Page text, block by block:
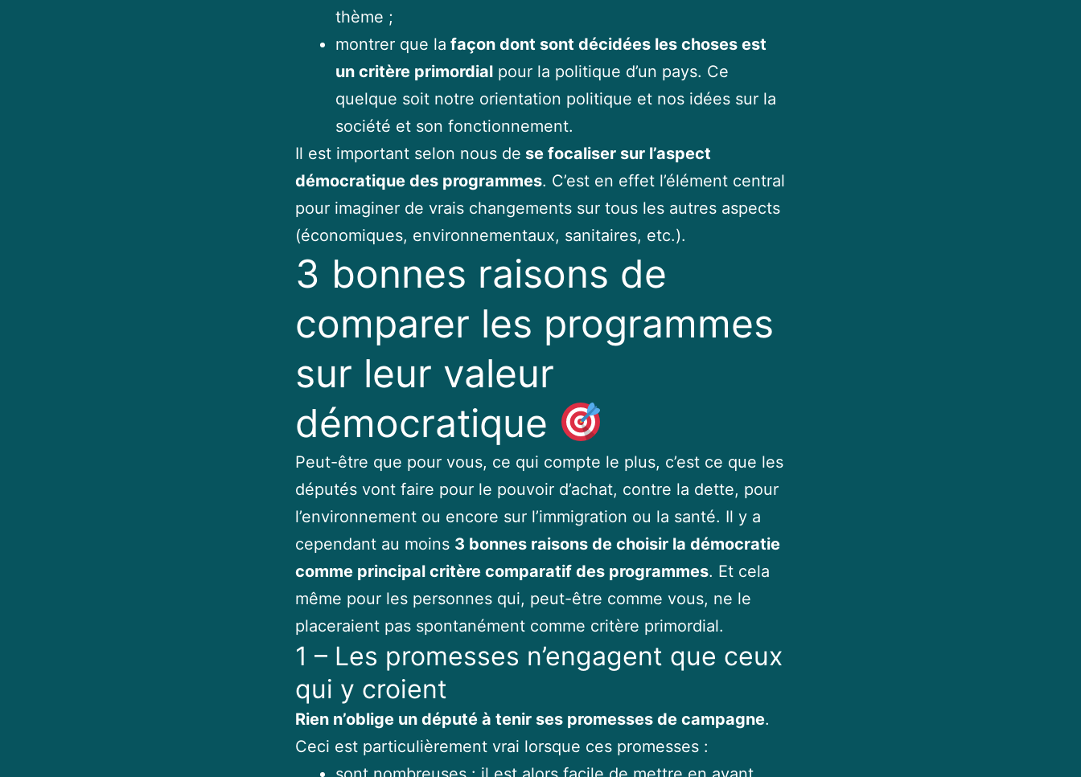
thème ;
montrer que la façon dont sont décidées les choses est
un critère primordial pour la politique d’un pays. Ce
quelque soit notre orientation politique et nos idées sur la
société et son fonctionnement.
Il est important selon nous de se focaliser sur l’aspect
démocratique des programmes. C’est en effet l’élément central
pour imaginer de vrais changements sur tous les autres aspects
(économiques, environnementaux, sanitaires, etc.).
3 bonnes raisons de
comparer les programmes
sur leur valeur
démocratique
Peut-être que pour vous, ce qui compte le plus, c’est ce que les
députés vont faire pour le pouvoir d’achat, contre la dette, pour
l’environnement ou encore sur l’immigration ou la santé. Il y a
cependant au moins 3 bonnes raisons de choisir la démocratie
comme principal critère comparatif des programmes. Et cela
même pour les personnes qui, peut-être comme vous, ne le
placeraient pas spontanément comme critère primordial.
1 – Les promesses n’engagent que ceux
qui y croient
Rien n’oblige un député à tenir ses promesses de campagne.
Ceci est particulièrement vrai lorsque ces promesses :